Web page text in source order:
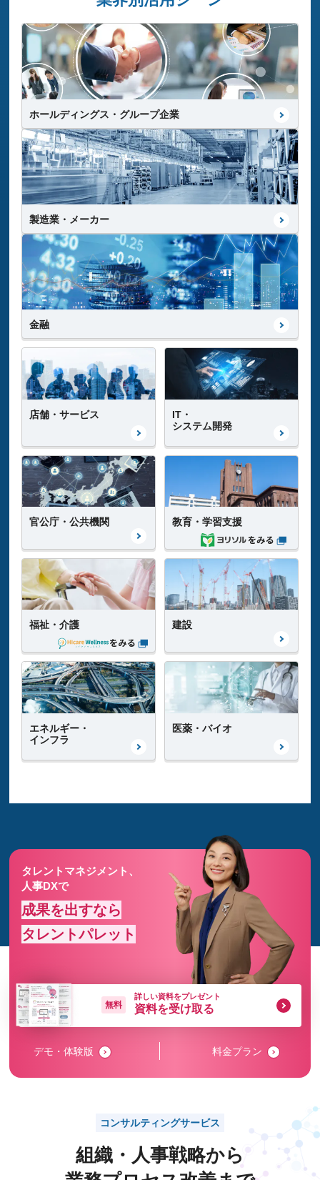
人材発掘 組織の見える化
採用管理
課題別活用シーン一覧をみる
ホールディングス・グループ企業
製造業・メーカー
金融
店舗・サービス
IT・
システム開発
官公庁・公共機関 教育・学習支援
福祉・介護 建設
エネルギー・
インフラ
医薬・バイオ
タレントマネジメント、
人事DXで
成果を出すなら
タレントパレット
無料
詳しい資料をプレゼント
資料を受け取る
デモ・体験版 料金プラン
コンサルティングサービス
組織・人事戦略から